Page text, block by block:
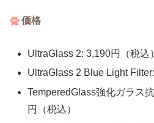
価格
UltraGlass 2: 3,190円（税込）
UltraGlass 2 Blue Light
TemperedGlass強化ガラス
円（税込）